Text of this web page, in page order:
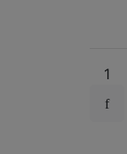
1